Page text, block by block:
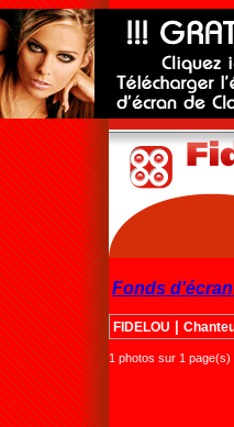
Fonds
FIDELOU
1 photos sur 1 page(s)